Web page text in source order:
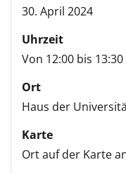
30. April 2024
Uhrzeit
Von 12:00 bis 13:30
Ort
Haus der
Karte
Ort auf der Karte